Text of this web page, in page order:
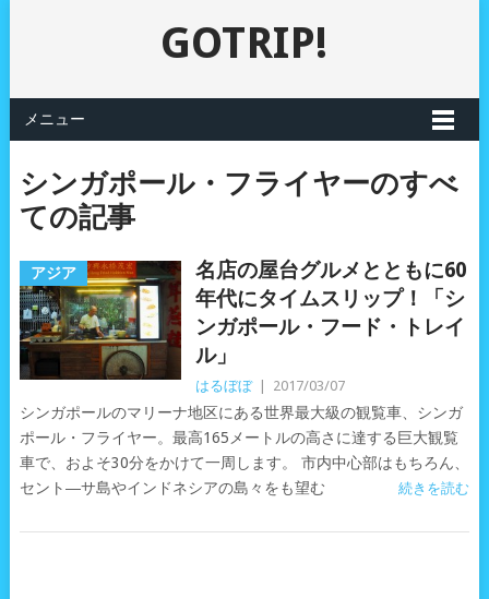
GOTRIP!
メニュー
シンガポール・フライヤーのすべ
ての記事
アジア
名店の屋台グルメとともに60
年代にタイムスリップ！「シ
ンガポール・フード・トレイ
ル」
はるぼぼ 2017/03/07
シンガポールのマリーナ地区にある世界最大級の観覧車、シンガ
ポール・フライヤー。最高165メートルの高さに達する巨大観覧
車で、およそ30分をかけて一周します。 市内中心部はもちろん、
セント―サ島やインドネシアの島々をも望む
続きを読む